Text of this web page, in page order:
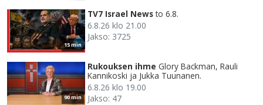
15 min
TV7 Israel News to 6.8.
6.8.26 klo 21.00
Jakso: 3725
90 min
Rukouksen ihme Glory Backman, Rauli
Kannikoski ja Jukka Tuunanen.
6.8.26 klo 19.00
Jakso: 47